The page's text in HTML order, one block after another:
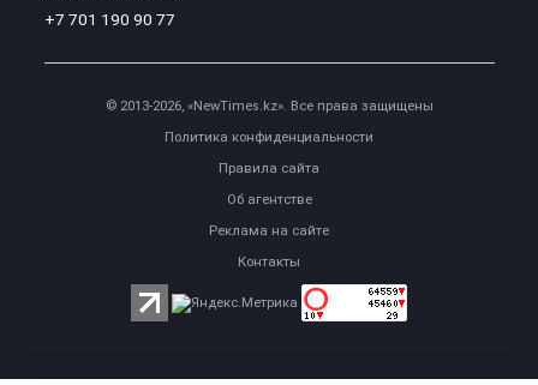
+7 701 190 90 77
© 2013-2026, «NewTimes.kz». Все права защищены
Политика конфиденциальности
Правила сайта
Об агентстве
Реклама на сайте
Контакты